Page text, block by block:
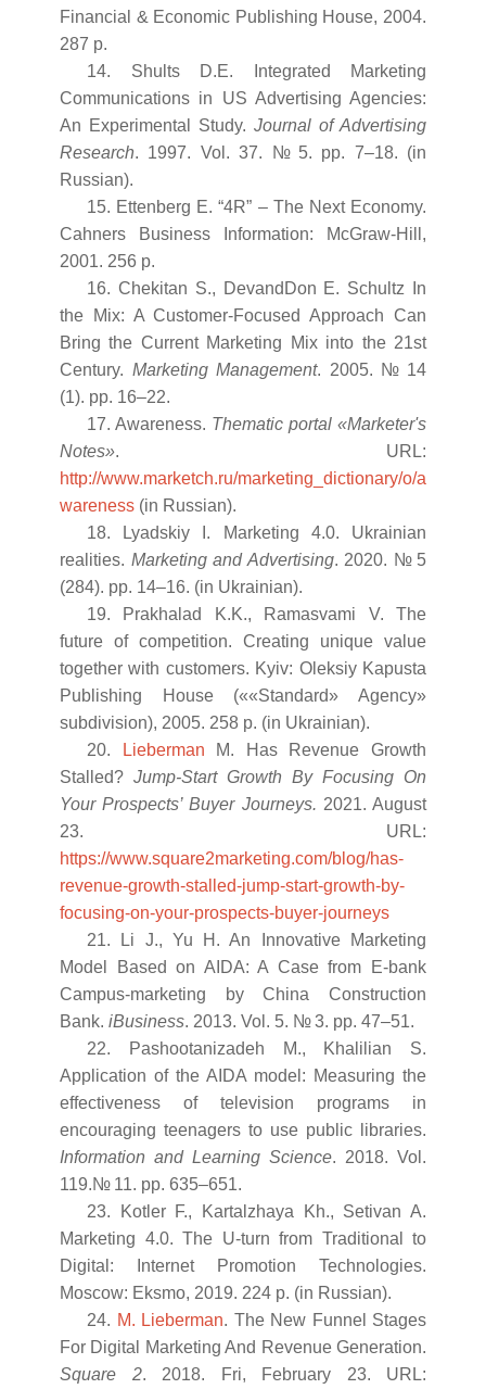
Financial & Economic Publishing House, 2004.
287 p.
14. Shults D.E. Integrated Marketing
Communications in US Advertising Agencies:
An Experimental Study. Journal of Advertising
Research. 1997. Vol. 37. № 5. pp. 7–18. (in
Russian).
15. Ettenberg E. “4R” – The Next Economy.
Cahners Business Information: McGraw-Hill,
2001. 256 p.
16. Chekitan S., DevandDon E. Schultz In
the Mix: A Customer-Focused Approach Can
Bring the Current Marketing Mix into the 21st
Century. Marketing Management. 2005. № 14
(1). pp. 16–22.
17. Awareness. Thematic portal «Marketer's
Notes». URL:
http://www.marketch.ru/marketing_dictionary/o/a
wareness (in Russian).
18. Lyadskiy I. Marketing 4.0. Ukrainian
realities. Marketing and Advertising. 2020. № 5
(284). pp. 14–16. (in Ukrainian).
19. Prakhalad K.K., Ramasvami V. The
future of competition. Creating unique value
together with customers. Kyiv: Oleksiy Kapusta
Publishing House (««Standard» Agency»
subdivision), 2005. 258 p. (in Ukrainian).
20.
Lieberman M. Has Revenue Growth
Stalled? Jump-Start Growth By Focusing On
Your Prospects’ Buyer Journeys. 2021. August
23. URL:
https://www.square2marketing.com/blog/has-
revenue-growth-stalled-jump-start-growth-by-
focusing-on-your-prospects-buyer-journeys
21. Li J., Yu H. An Innovative Marketing
Model Based on AIDA: A Case from E-bank
Campus-marketing by China Construction
Bank. iBusiness. 2013. Vol. 5. № 3. pp. 47–51.
22. Pashootanizadeh M., Khalilian S.
Application of the AIDA model: Measuring the
effectiveness of television programs in
encouraging teenagers to use public libraries.
Information and Learning Science. 2018. Vol.
119.№ 11. pp. 635–651.
23. Kotler F., Kartalzhaya Kh., Setivan A.
Marketing 4.0. The U-turn from Traditional to
Digital: Internet Promotion Technologies.
Moscow: Eksmo, 2019. 224 p. (in Russian).
24. M. Lieberman. The New Funnel Stages
For Digital Marketing And Revenue Generation.
Square 2. 2018. Fri, February 23. URL: